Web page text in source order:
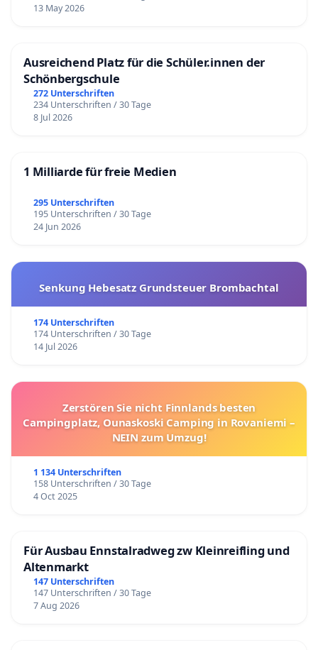
13 May 2026
Ausreichend Platz für die Schüler.innen der
Schönbergschule
272 Unterschriften
234 Unterschriften / 30 Tage
8 Jul 2026
1 Milliarde für freie Medien
295 Unterschriften
195 Unterschriften / 30 Tage
24 Jun 2026
Senkung Hebesatz Grundsteuer Brombachtal
174 Unterschriften
174 Unterschriften / 30 Tage
14 Jul 2026
Zerstören Sie nicht Finnlands besten
Campingplatz, Ounaskoski Camping in Rovaniemi –
NEIN zum Umzug!
1 134 Unterschriften
158 Unterschriften / 30 Tage
4 Oct 2025
Für Ausbau Ennstalradweg zw Kleinreifling und
Altenmarkt
147 Unterschriften
147 Unterschriften / 30 Tage
7 Aug 2026